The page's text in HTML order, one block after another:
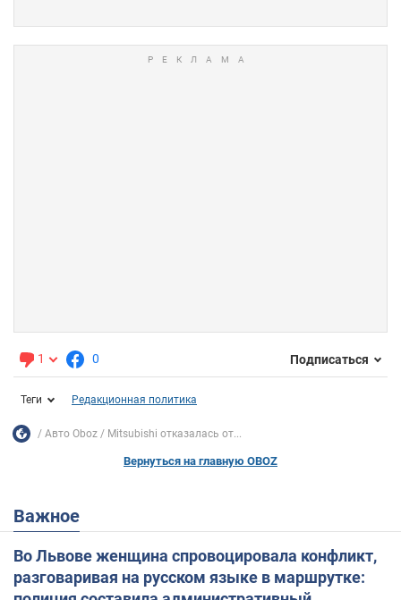
1 0 Подписаться
Теги Редакционная политика
Авто Oboz Mitsubishi отказалась от...
Вернуться на главную OBOZ
Важное
Во Львове женщина спровоцировала конфликт,
разговаривая на русском языке в маршрутке: